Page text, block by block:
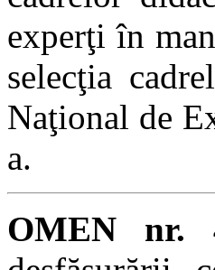
experţi în
selecţia
Naţional de
a.
OMEN nr.